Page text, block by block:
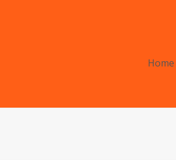
Home